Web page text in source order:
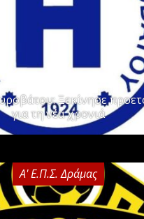
Ξεκίνησε
για τη νέα χρονιά
Α' Ε.Π.Σ. Δράμας